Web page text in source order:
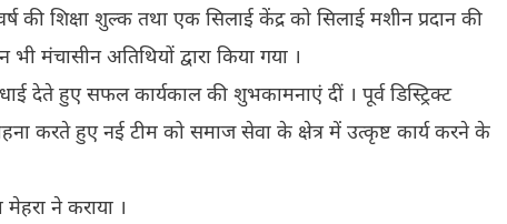
शिक्षा शुल्क तथा एक सिलाई केंद्र को सिलाई मशीन प्रदान की
मंचासीन अतिथियों द्वारा किया गया ।
देते हुए सफल कार्यकाल की शुभकामनाएं दीं । पूर्व डिस्ट्रिक्ट
करते हुए नई टीम को समाज सेवा के क्षेत्र में उत्कृष्ट कार्य करने के
ने कराया ।